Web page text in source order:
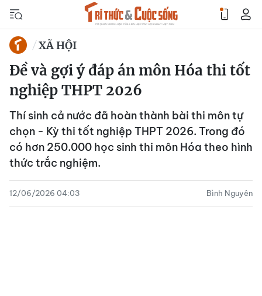
XÃ HỘI
Đề và gợi ý đáp án môn Hóa thi tốt
nghiệp THPT 2026
Thí sinh cả nước đã hoàn thành bài thi môn tự
chọn - Kỳ thi tốt nghiệp THPT 2026. Trong đó
có hơn 250.000 học sinh thi môn Hóa theo hình
thức trắc nghiệm.
12/06/2026 04:03 Bình Nguyên